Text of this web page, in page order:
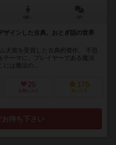
ザインした古典。おとぎ話の世界
大賞を受賞した古典的傑作。 不思
テーマに、プレイヤーである魔法
には魔法の...
25
お気に入り
175
持ってる
お待ち下さい